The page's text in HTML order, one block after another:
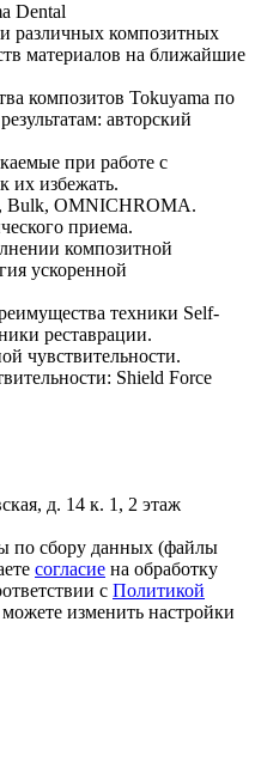
Dental
различных композитных
материалов на ближайшие
композитов Tokuyama по
авторский
при работе с
их избежать.
Bulk, OMNICHROMA.
приема.
композитной
ускоренной
техники Self-
реставрации.
чувствительности.
Shield Force
д. 14 к. 1, 2 этаж
по сбору данных (файлы
согласие на обработку
с Политикой
изменить настройки